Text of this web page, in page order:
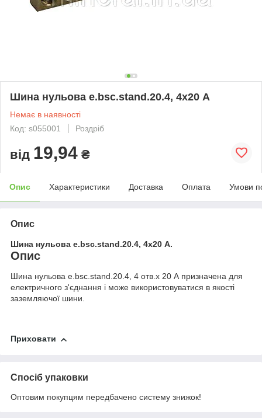
Шина нульова e.bsc.stand.20.4, 4х20 А
Немає в наявності
Код: s055001
Роздріб
від 19,94 ₴
Опис Характеристики Доставка Оплата Умови
Опис
Шина нульова e.bsc.stand.20.4, 4х20 А.
Опис
Шина нульова e.bsc.stand.20.4, 4 отв.х 20 А призначена для
електричного з'єднання і може використовуватися в якості
заземляючої шини.
Приховати
Спосіб упаковки
Оптовим покупцям передбачено систему знижок!